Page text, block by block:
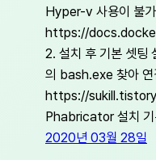
Hyper-v 사용이 불
https://
2. 설치 후 기본 셋팅
의 bash.exe 찾아 연
https://
Phabricator 설치
2020년 03월 28일